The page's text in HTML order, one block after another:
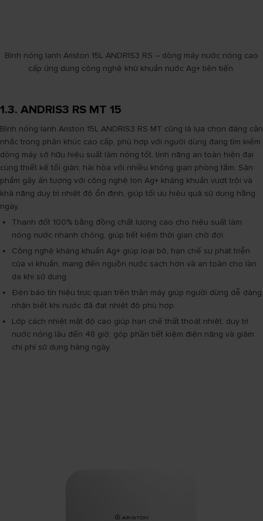
Bình nóng lạnh Ariston 15L ANDRIS3 RS – dòng máy nước nóng cao
cấp ứng dụng công nghệ khử khuẩn nước Ag+ tiên tiến.
1.3. ANDRIS3 RS MT 15
Bình nóng lạnh Ariston 15L ANDRIS3 RS MT cũng là lựa chọn đáng cân
nhắc trong phân khúc cao cấp, phù hợp với người dùng đang tìm kiếm
dòng máy sở hữu hiệu suất làm nóng tốt, tính năng an toàn hiện đại
cùng thiết kế tối giản, hài hòa với nhiều không gian phòng tắm. Sản
phẩm gây ấn tượng với công nghệ Ion Ag+ kháng khuẩn vượt trội và
khả năng duy trì nhiệt độ ổn định, giúp tối ưu hiệu quả sử dụng hằng
ngày.
Thanh đốt 100% bằng đồng chất lượng cao cho hiệu suất làm
nóng nước nhanh chóng, giúp tiết kiệm thời gian chờ đợi.
Công nghệ kháng khuẩn Ag+ giúp loại bỏ, hạn chế sự phát triển
của vi khuẩn, mang đến nguồn nước sạch hơn và an toàn cho làn
da khi sử dụng.
Đèn báo tín hiệu trực quan trên thân máy giúp người dùng dễ dàng
nhận biết khi nước đã đạt nhiệt độ phù hợp.
Lớp cách nhiệt mật độ cao giúp hạn chế thất thoát nhiệt, duy trì
nước nóng lâu đến 48 giờ, góp phần tiết kiệm điện năng và giảm
chi phí sử dụng hàng ngày.